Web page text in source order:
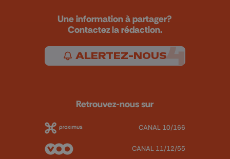
Une information à partager?
Contactez la rédaction.
ALERTEZ-NOUS
Retrouvez-nous sur
CANAL 10/166
CANAL 11/12/55